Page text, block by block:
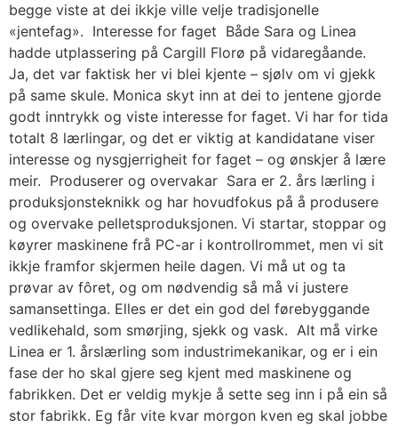
begge viste at dei ikkje ville velje tradisjonelle
«jentefag». Interesse for faget Både Sara og Linea
hadde utplassering på Cargill Florø på vidaregåande.
Ja, det var faktisk her vi blei kjente – sjølv om vi gjekk
på same skule. Monica skyt inn at dei to jentene gjorde
godt inntrykk og viste interesse for faget. Vi har for tida
totalt 8 lærlingar, og det er viktig at kandidatane viser
interesse og nysgjerrigheit for faget – og ønskjer å lære
meir. Produserer og overvakar Sara er 2. års lærling i
produksjonsteknikk og har hovudfokus på å produsere
og overvake pelletsproduksjonen. Vi startar, stoppar og
køyrer maskinene frå PC-ar i kontrollrommet, men vi sit
ikkje framfor skjermen heile dagen. Vi må ut og ta
prøvar av fôret, og om nødvendig så må vi justere
samansettinga. Elles er det ein god del førebyggande
vedlikehald, som smørjing, sjekk og vask. Alt må virke
Linea er 1. årslærling som industrimekanikar, og er i ein
fase der ho skal gjere seg kjent med maskinene og
fabrikken. Det er veldig mykje å sette seg inn i på ein så
stor fabrikk. Eg får vite kvar morgon kven eg skal jobbe